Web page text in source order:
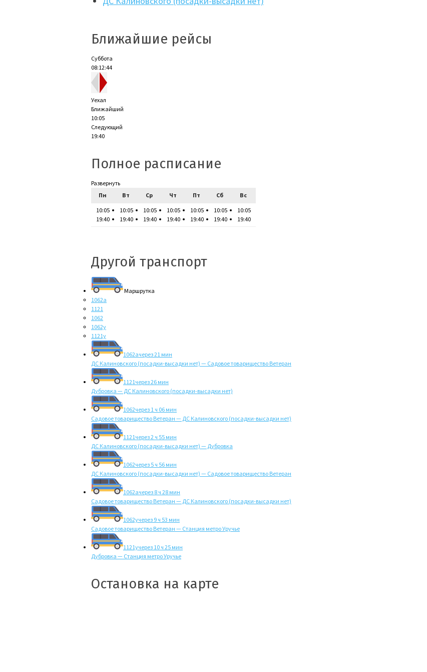
Ближайшие рейсы
Суббота
08:12:45
Уехал
Ближайший
10:05
Следующий
19:40
Полное расписание
Развернуть
Пн
Вт Ср Чт Пт Сб
Вс
10:05
19:40
10:05
19:40
10:05
19:40
10:05
19:40
10:05
19:40
10:05
19:40
10:05
19:40
Другой транспорт
Маршрутка
1062а
1121
1062
1062у
1121у
1062ачерез 21 мин
ДС Калиновского (посадки-высадки нет) — Садовое товарищество Ветеран
1121через 26 мин
Дубровка — ДС Калиновского (посадки-высадки нет)
1062через 1 ч 06 мин
Садовое товарищество Ветеран — ДС Калиновского (посадки-высадки нет)
1121через 2 ч 55 мин
ДС Калиновского (посадки-высадки нет) — Дубровка
1062через 5 ч 56 мин
ДС Калиновского (посадки-высадки нет) — Садовое товарищество Ветеран
1062ачерез 8 ч 28 мин
Садовое товарищество Ветеран — ДС Калиновского (посадки-высадки нет)
1062учерез 9 ч 53 мин
Садовое товарищество Ветеран — Станция метро Уручье
1121учерез 10 ч 25 мин
Дубровка — Станция метро Уручье
Остановка на карте